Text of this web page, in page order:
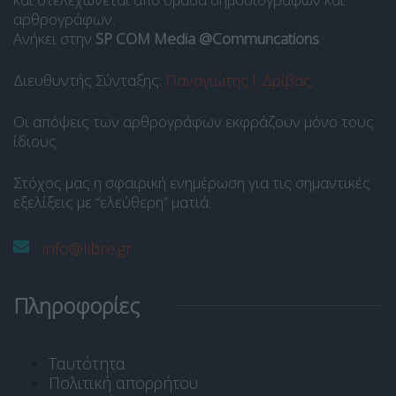
αρθρογράφων.
Ανήκει στην SP COM Media @Communcations.
Διευθυντής Σύνταξης: Παναγιώτης Ι. Δρίβας.
Οι απόψεις των αρθρογράφων εκφράζουν μόνο τους
ίδιους.
Στόχος μας η σφαιρική ενημέρωση για τις σημαντικές
εξελίξεις με “ελεύθερη” ματιά.
info@libre.gr
Πληροφορίες
Ταυτότητα
Πολιτική απορρήτου